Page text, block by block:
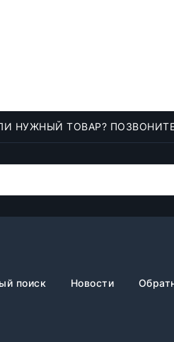
НУЖНЫЙ ТОВАР?
поиск Новости